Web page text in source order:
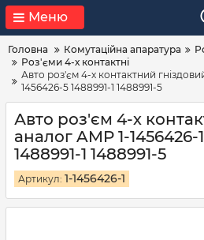
Меню
Головна Комутаційна апаратура
Роз'єми 4-х контактні
Авто роз'єм 4-х контактний
1456426-5 1488991-1 1488991-5
Авто роз'єм 4-х
аналог AMP 1-1456426-
1488991-1 1488991-5
Артикул: 1-1456426-1